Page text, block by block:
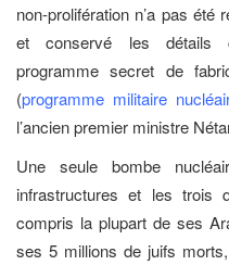
non-prolifération n’a pas été
et conservé les détails
programme secret de
(programme militaire
l’ancien premier ministre
Une seule bombe
infrastructures et les trois
compris la plupart de ses
ses 5 millions de juifs